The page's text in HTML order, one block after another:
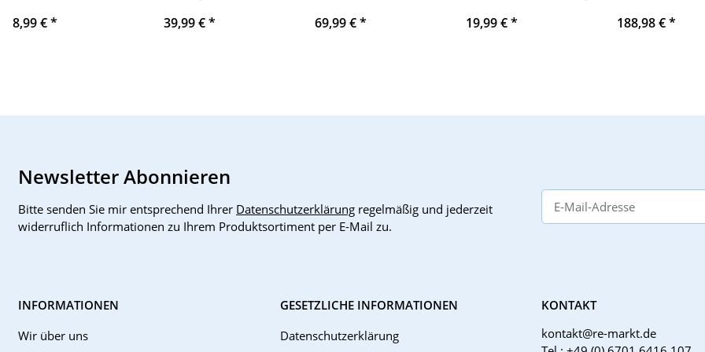
iC60HC10A
8,99 €* 39,99 €* 69,99 €* 19,99 €*
Industrial 35W
188,98 €*
Newsletter Abonnieren
Bitte senden Sie mir entsprechend Ihrer Datenschutzerklärung regelmäßig und jederzeit
widerruflich Informationen zu Ihrem Produktsortiment per E-Mail zu.
INFORMATIONEN
Wir über uns
GESETZLICHE INFORMATIONEN
Datenschutzerklärung
KONTAKT
kontakt@re-markt.de